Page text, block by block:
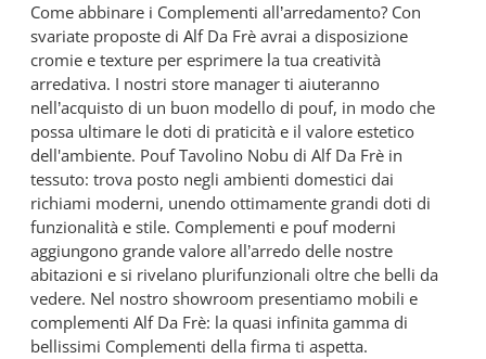
Come abbinare i Complementi all’arredamento? Con
svariate proposte di Alf Da Frè avrai a disposizione
cromie e texture per esprimere la tua creatività
arredativa. I nostri store manager ti aiuteranno
nell’acquisto di un buon modello di pouf, in modo che
possa ultimare le doti di praticità e il valore estetico
dell'ambiente. Pouf Tavolino Nobu di Alf Da Frè in
tessuto: trova posto negli ambienti domestici dai
richiami moderni, unendo ottimamente grandi doti di
funzionalità e stile. Complementi e pouf moderni
aggiungono grande valore all’arredo delle nostre
abitazioni e si rivelano plurifunzionali oltre che belli da
vedere. Nel nostro showroom presentiamo mobili e
complementi Alf Da Frè: la quasi infinita gamma di
bellissimi Complementi della firma ti aspetta.